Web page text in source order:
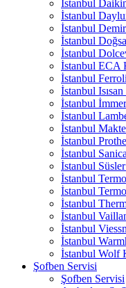
İstanbul
İstanbul
İstanbul
İstanbul
İstanbul
İstanbul ECA
İstanbul
İstanbul
İstanbul
İstanbul
İstanbul
İstanbul
İstanbul
İstanbul
İstanbul
İstanbul
İstanbul
İstanbul
İstanbul
İstanbul
İstanbul Wolf
Şofben Servisi
Şofben Servisi